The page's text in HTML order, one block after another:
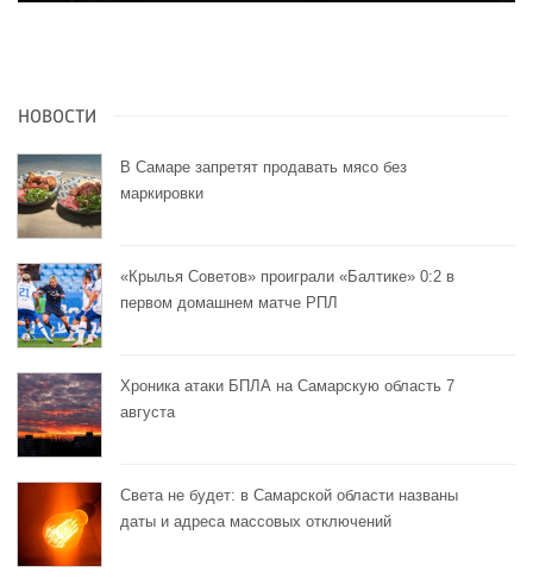
НОВОСТИ
В Самаре запретят продавать мясо без
маркировки
«Крылья Советов» проиграли «Балтике» 0:2 в
первом домашнем матче РПЛ
Хроника атаки БПЛА на Самарскую область 7
августа
Света не будет: в Самарской области названы
даты и адреса массовых отключений